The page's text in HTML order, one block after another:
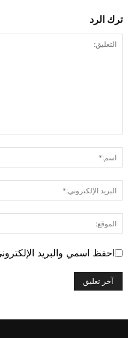
ترك الرد
احفظ اسمي والبريد